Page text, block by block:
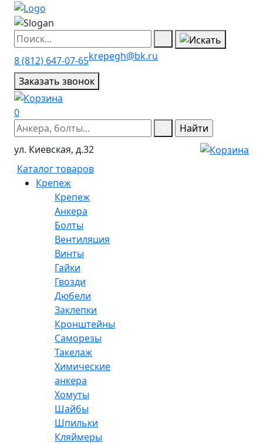
8 (812) 647-07-65krepegh@bk.ru
Заказать звонок
0
ул. Киевская, д.32
Каталог товаров
Крепеж
Крепеж
Анкера
Болты
Вентиляция
Винты
Гайки
Гвозди
Дюбели
Заклепки
Кронштейны
Саморезы
Такелаж
Химические
анкера
Хомуты
Шайбы
Шпильки
Кляймеры